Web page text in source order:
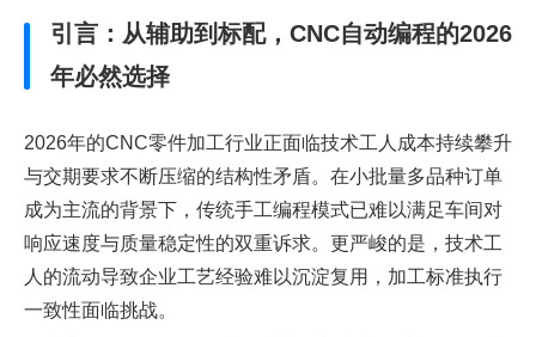
引言：从辅助到标配，CNC自动编程的2026
年必然选择
2026年的CNC零件加工行业正面临技术工人成本持续攀升
与交期要求不断压缩的结构性矛盾。在小批量多品种订单
成为主流的背景下，传统手工编程模式已难以满足车间对
响应速度与质量稳定性的双重诉求。更严峻的是，技术工
人的流动导致企业工艺经验难以沉淀复用，加工标准执行
一致性面临挑战。